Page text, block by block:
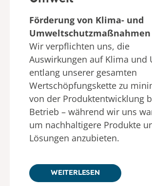
Förderung von Klima- und
Umweltschutzmaßnahmen
Wir verpflichten uns, die
Auswirkungen auf Klima und
entlang unserer gesamten
Wertschöpfungskette zu
von der Produktentwicklung
Betrieb – während wir uns
um nachhaltigere Produkte
Lösungen anzubieten.
WEITERLESEN